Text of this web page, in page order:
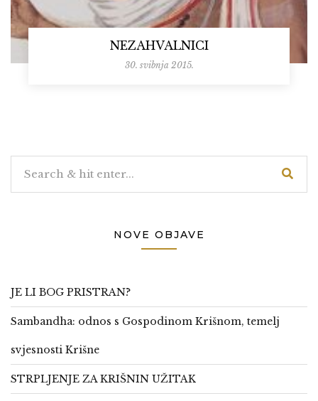
NEZAHVALNICI
30. svibnja 2015.
NOVE OBJAVE
JE LI BOG PRISTRAN?
Sambandha: odnos s Gospodinom Krišnom, temelj
svjesnosti Krišne
STRPLJENJE ZA KRIŠNIN UŽITAK